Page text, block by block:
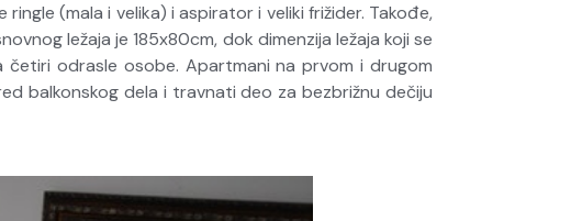
(mala i velika) i aspirator i veliki frižider. Takođe,
ležaja je 185x80cm, dok dimenzija ležaja koji se
odrasle osobe. Apartmani na prvom i drugom
balkonskog dela i travnati deo za bezbrižnu dečiju